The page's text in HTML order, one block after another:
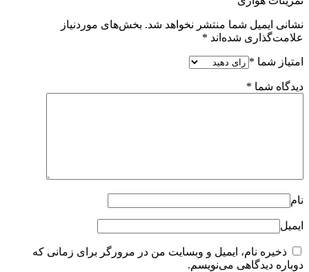
نشانی ایمیل شما منتشر نخواهد شد. بخش‌های موردنیاز
علامت‌گذاری شده‌اند *
امتیاز شما *
دیدگاه شما *
نام
ایمیل
ذخیره نام، ایمیل و وبسایت من در مرورگر برای زمانی که
دوباره دیدگاهی می‌نویسم.